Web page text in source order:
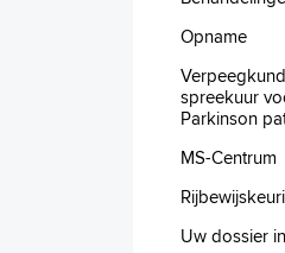
Opname
spreekuur
Parkinson
MS-Centrum
Uw dossier